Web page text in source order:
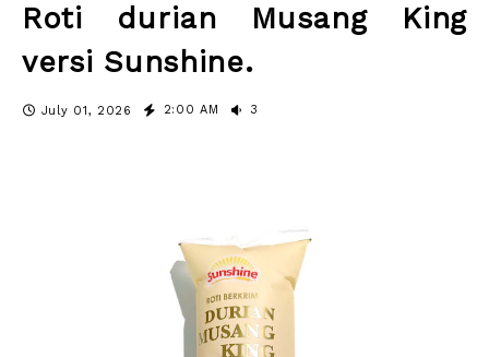
Roti durian Musang King
versi Sunshine.
July 01, 2026 2:00 AM 3